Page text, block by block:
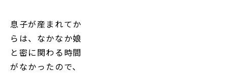
息子が産まれてか
らは、なかなか娘
と密に関わる時間
がなかったので、